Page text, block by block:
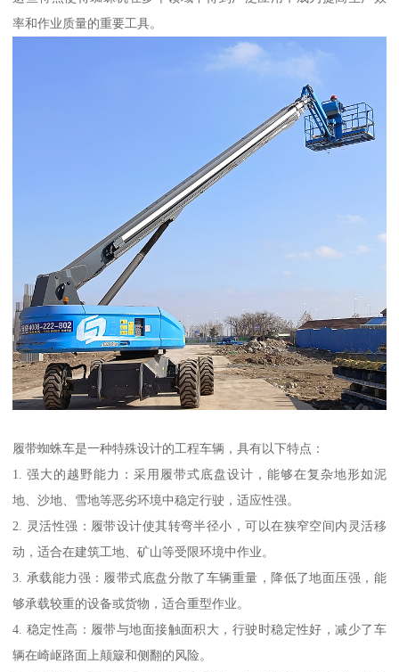
率和作业质量的重要工具。
履带蜘蛛车是一种特殊设计的工程车辆，具有以下特点：
1. 强大的越野能力：采用履带式底盘设计，能够在复杂地形如泥
地、沙地、雪地等恶劣环境中稳定行驶，适应性强。
2. 灵活性强：履带设计使其转弯半径小，可以在狭窄空间内灵活移
动，适合在建筑工地、矿山等受限环境中作业。
3. 承载能力强：履带式底盘分散了车辆重量，降低了地面压强，能
够承载较重的设备或货物，适合重型作业。
4. 稳定性高：履带与地面接触面积大，行驶时稳定性好，减少了车
辆在崎岖路面上颠簸和侧翻的风险。